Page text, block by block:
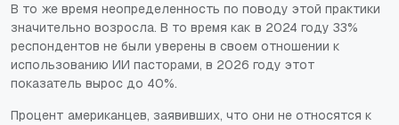
В то же время неопределенность по поводу этой практики
значительно возросла. В то время как в 2024 году 33%
респондентов не были уверены в своем отношении к
использованию ИИ пасторами, в 2026 году этот
показатель вырос до 40%.
Процент американцев, заявивших, что они не относятся к